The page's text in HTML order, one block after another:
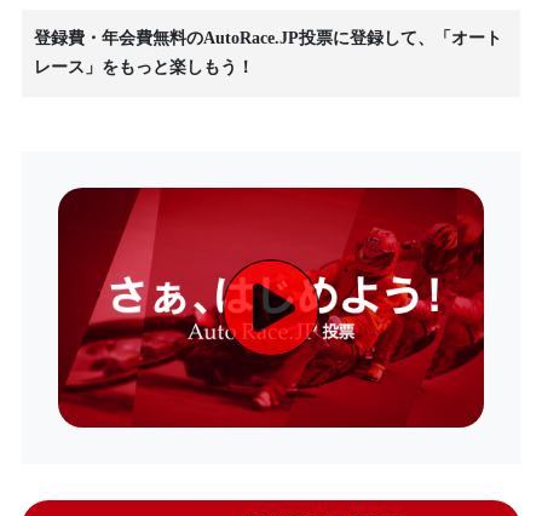
登録費・年会費無料のAutoRace.JP投票に登録して、「オート
レース」をもっと楽しもう！